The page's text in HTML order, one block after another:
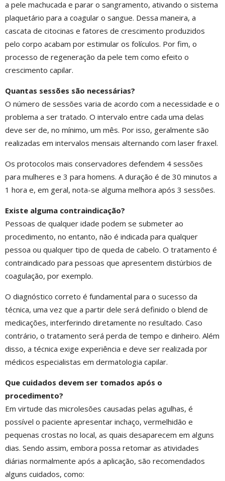
a pele machucada e parar o sangramento, ativando o sistema
plaquetário para a coagular o sangue. Dessa maneira, a
cascata de citocinas e fatores de crescimento produzidos
pelo corpo acabam por estimular os folículos. Por fim, o
processo de regeneração da pele tem como efeito o
crescimento capilar.
Quantas sessões são necessárias?
O número de sessões varia de acordo com a necessidade e o
problema a ser tratado. O intervalo entre cada uma delas
deve ser de, no mínimo, um mês. Por isso, geralmente são
realizadas em intervalos mensais alternando com laser fraxel.
Os protocolos mais conservadores defendem 4 sessões
para mulheres e 3 para homens. A duração é de 30 minutos a
1 hora e, em geral, nota-se alguma melhora após 3 sessões.
Existe alguma contraindicação?
Pessoas de qualquer idade podem se submeter ao
procedimento, no entanto, não é indicada para qualquer
pessoa ou qualquer tipo de queda de cabelo. O tratamento é
contraindicado para pessoas que apresentem distúrbios de
coagulação, por exemplo.
O diagnóstico correto é fundamental para o sucesso da
técnica, uma vez que a partir dele será definido o blend de
medicações, interferindo diretamente no resultado. Caso
contrário, o tratamento será perda de tempo e dinheiro. Além
disso, a técnica exige experiência e deve ser realizada por
médicos especialistas em dermatologia capilar.
Que cuidados devem ser tomados após o
procedimento?
Em virtude das microlesões causadas pelas agulhas, é
possível o paciente apresentar inchaço, vermelhidão e
pequenas crostas no local, as quais desaparecem em alguns
dias. Sendo assim, embora possa retomar as atividades
diárias normalmente após a aplicação, são recomendados
alguns cuidados, como: